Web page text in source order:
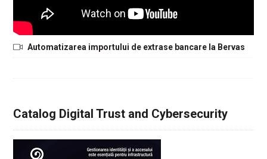
Automatizarea importului de extrase bancare la Bervas
Catalog Digital Trust and Cybersecurity